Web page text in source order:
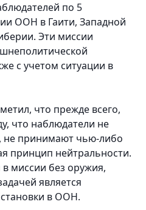
по 5
ООН в Гаити, Западной
Эти миссии
с учетом ситуации в
что прежде всего,
что наблюдатели не
не принимают чью-либо
принцип нейтральности.
миссии без оружия,
является
в ООН.